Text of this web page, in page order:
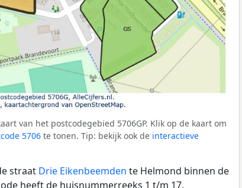
van het postcodegebied 5706GP. Klik op de kaart om
5706 te tonen. Tip: bekijk ook de interactieve
straat Drie Eikenbeemden te Helmond binnen de
heeft de huisnummerreeks 1 t/m 17.